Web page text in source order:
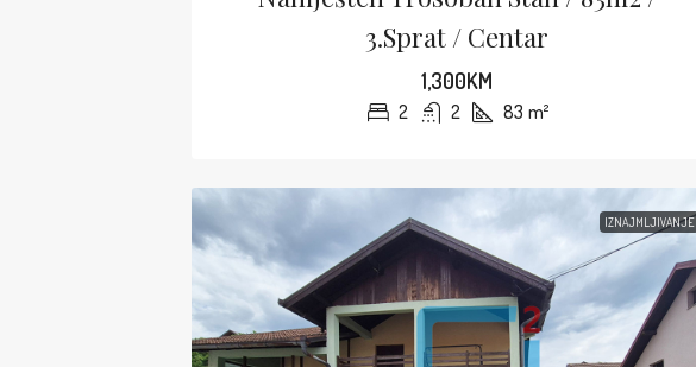
3.sprat / Centar
1,300KM
2 2 83 m²
IZNAJMLJIVANJE